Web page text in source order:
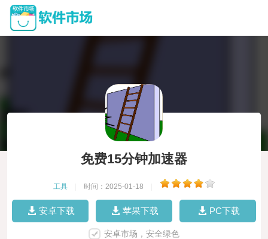
免费15分钟加速器
工具 时间：2025-01-18
安卓下载 苹果下载 PC下载
安卓市场，安全绿色